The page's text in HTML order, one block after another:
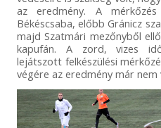
az eredmény. A
Békéscsaba, előbb Gránicz
majd Szatmári mezőnyből
kapufán. A zord, vizes
lejátszott felkészülési
végére az eredmény már